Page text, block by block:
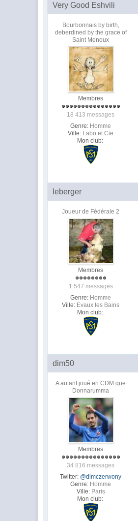
Very Good Eshvili
Bourbonnais by birth,
deberdined by the grace of
Saint Menoux
Membres
18 413 messages
Genre: Homme
Ville: Labo et Cie
Mon club:
leberger
Joueur de Fédérale 2
Membres
1 547 messages
Genre: Homme
Ville: Evaux les Bains
Mon club:
dim50
A autant joué en CDM que
Donnarumma
Membres
34 816 messages
Twitter: @dimczerwony
Genre: Homme
Ville: Paris
Mon club: